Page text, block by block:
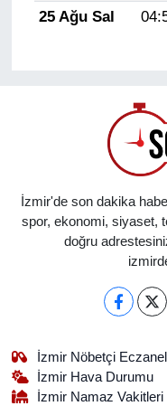
25 Ağu Sal
İzmir'de son dakika
spor, ekonomi, siyaset,
doğru
İzmir Nöbetçi
İzmir Hava Durumu
İzmir Namaz Vakitleri